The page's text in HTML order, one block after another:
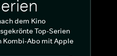
dem Kino
Top-Serien
Kombi-Abo mit Apple